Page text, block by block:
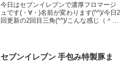
今日はセブンイレブンで濃厚フロマージ
ュです(・∀・)名前が変わります(^^)/今日2
回更新の2回目三角(^^)/こんな感じ（＾＾
０Kｃ...
セブンイレブン 手包み特製豚ま